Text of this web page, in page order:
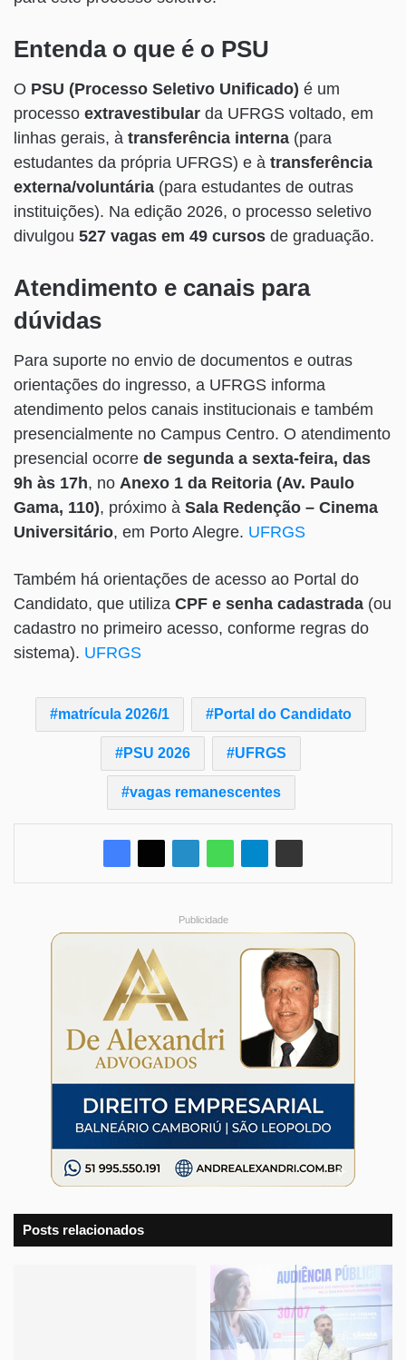
Entenda o que é o PSU
O PSU (Processo Seletivo Unificado) é um
processo extravestibular da UFRGS voltado, em
linhas gerais, à transferência interna (para
estudantes da própria UFRGS) e à transferência
externa/voluntária (para estudantes de outras
instituições). Na edição 2026, o processo seletivo
divulgou 527 vagas em 49 cursos de graduação.
Atendimento e canais para
dúvidas
Para suporte no envio de documentos e outras
orientações do ingresso, a UFRGS informa
atendimento pelos canais institucionais e também
presencialmente no Campus Centro. O atendimento
presencial ocorre de segunda a sexta-feira, das
9h às 17h, no Anexo 1 da Reitoria (Av. Paulo
Gama, 110), próximo à Sala Redenção – Cinema
Universitário, em Porto Alegre. UFRGS
Também há orientações de acesso ao Portal do
Candidato, que utiliza CPF e senha cadastrada (ou
cadastro no primeiro acesso, conforme regras do
sistema). UFRGS
matrícula 2026/1 Portal do Candidato
PSU 2026 UFRGS
vagas remanescentes
Publicidade
Posts relacionados